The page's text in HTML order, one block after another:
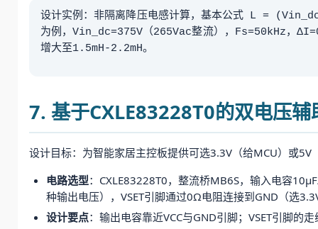
设计实例：非隔离降压电感计算，基本公式 L =
为例，Vin_dc=375V（265Vac整流），Fs=50kHz，
增大至1.5mH-2.2mH。
7. 基于CXLE83228T0的双电压
设计目标：为智能家居主控板提供可选3.3V（给MCU）或
电路选型：CXLE83228T0，整流桥MB6S，输入电容
种输出电压），VSET引脚通过0Ω电阻连接到GND（选
设计要点：输出电容靠近VCC与GND引脚；VSET引脚的